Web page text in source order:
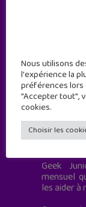
Geek
à
Geek
mensuel
les aider
Nous utilisons
l'expérience la
préférences lors
"Accepter tout",
cookies.
Choisir les